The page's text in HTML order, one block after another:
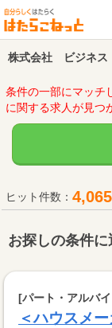
株式会社 ビジネ
条件の一部にマッ
に関する求人が見つ
ヒット件数： 4,065
お探しの条件
[パート・アルバ
＜ハウスメ